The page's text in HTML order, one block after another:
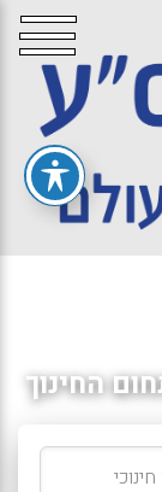
החינוך